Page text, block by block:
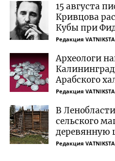
15 августа
Кривцова
Кубы при
Редакция
Археологи
Арабского
Редакция
В
сельского
деревянную
Редакция